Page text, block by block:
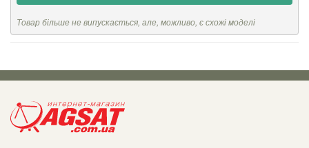
Товар більше не випускається, але, можливо, є схожі моделі